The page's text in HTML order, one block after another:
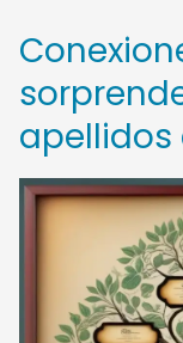
apellidos